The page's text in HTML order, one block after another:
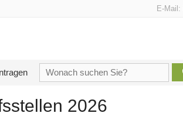
E-Mail:
Suche
2026